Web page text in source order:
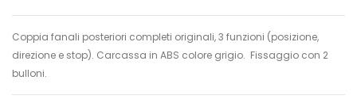
Coppia fanali posteriori completi originali, 3 funzioni (posizione,
direzione e stop). Carcassa in ABS colore grigio. Fissaggio con 2
bulloni.